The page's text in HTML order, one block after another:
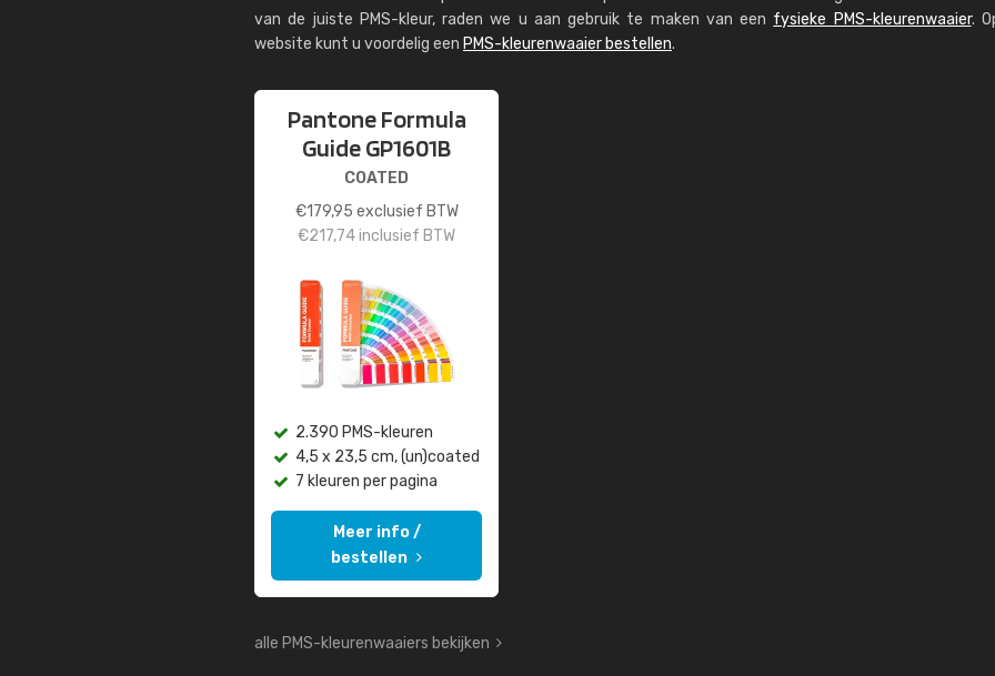
van de juiste PMS-kleur, raden we u aan gebruik te maken van een fysieke PMS-kleurenwaaier.
website kunt u voordelig een PMS-kleurenwaaier bestellen.
Pantone Formula
Guide GP1601B
COATED
€179,95 exclusief BTW
€217,74inclusief BTW
2.390 PMS-kleuren
4,5 x 23,5 cm, (un)coated
7 kleuren per pagina
Meer info /
bestellen
alle PMS-kleurenwaaiers bekijken